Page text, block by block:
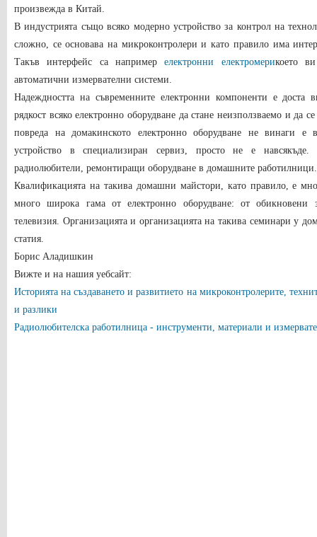
произвежда в Китай.
В индустрията също всяко модерно устройство за контрол на
сложно, се основава на микроконтролери и като правило има
Такъв интерфейс са напримерелектронни електромерикоето
автоматични измервателни системи.
Надеждността на съвременните електронни компоненти е доста
рядкост всяко електронно оборудване да стане неизползваемо и да
повреда на домакинското електронно оборудване не винаги е
устройство в специализиран сервиз, просто не е
радиолюбители, ремонтиращи оборудване в домашните работилници.
Квалификацията на такива домашни майстори, като правило, е
много широка гама от електронно оборудване: от обикновени
телевизия. Организацията и организацията на такива семинари у
статия.
Борис Аладишкин
Вижте и на нашия уебсайт:
Историята на създаването и развитието на микроконтролерите,
и разлики
Радиолюбителска работилница - инструменти, материали и